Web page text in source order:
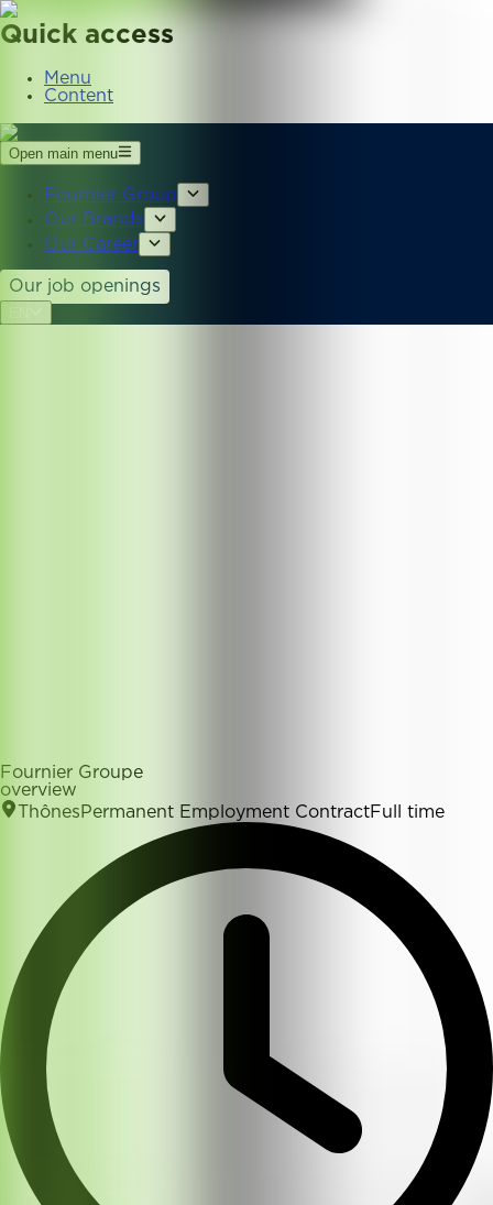
Quick access
Menu
Content
Open main menu
Fournier Group
Our Brands
Our Career
Our job openings
Fournier Groupe
overview
Thônes Permanent Employment ContractFull time